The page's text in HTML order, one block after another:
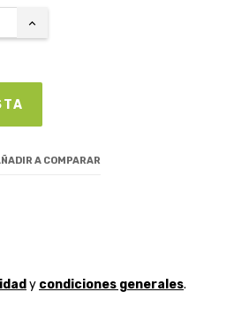
A COMPARAR
y condiciones generales.